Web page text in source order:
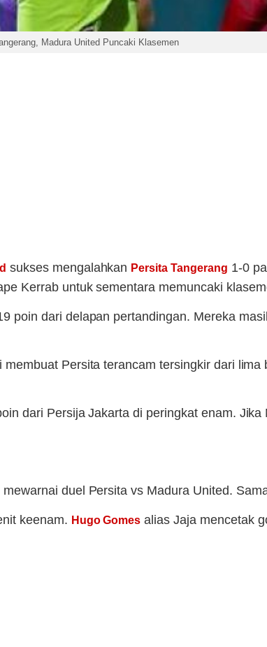
Madura United Puncaki Klasemen
sukses mengalahkan Persita Tangerang 1-0
Kerrab untuk sementara memuncaki
poin dari delapan pertandingan. Mereka
membuat Persita terancam tersingkir dari
dari Persija Jakarta di peringkat enam.
duel Persita vs Madura United.
keenam. Hugo Gomes alias Jaja mencetak